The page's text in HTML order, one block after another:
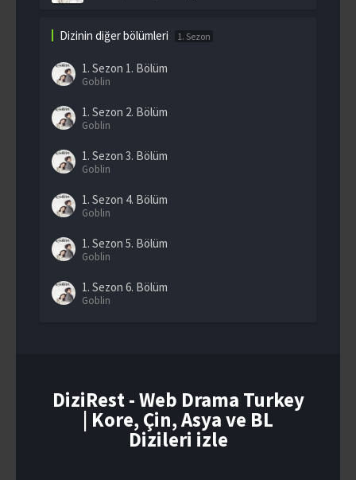
Dizinin diğer bölümleri 1. Sezon
1. Sezon 1. Bölüm
Goblin
1. Sezon 2. Bölüm
Goblin
1. Sezon 3. Bölüm
Goblin
1. Sezon 4. Bölüm
Goblin
1. Sezon 5. Bölüm
Goblin
1. Sezon 6. Bölüm
Goblin
1. Sezon9. Bölüm
Goblin
DiziRest - Web Drama Turkey
| Kore, Çin, Asya ve BL
Dizileri izle